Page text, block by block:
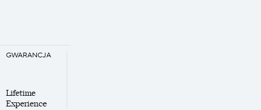
GWARANCJA
Lifetime
Experience